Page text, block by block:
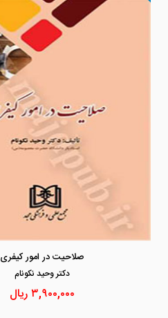
صلاحیت در امور کیفری
دكتر وحيد نكونام
۳,۹۰۰,۰۰۰ریال